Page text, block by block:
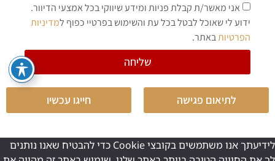
אני מאשר/ת קבלת פניות ומידע שיווקי בכל אמצעי הדיוור.
ידוע לי שאוכל לבטל בכל עת והשימוש בפרטיי כפוף למדיניות
הפרטיותבאתר.
שליחה
לתיאום פגישה חייגו עכשיו
לידיעתך אנו משתמשים בקובצי Cookie כדי להבטיח שאנו נותנים